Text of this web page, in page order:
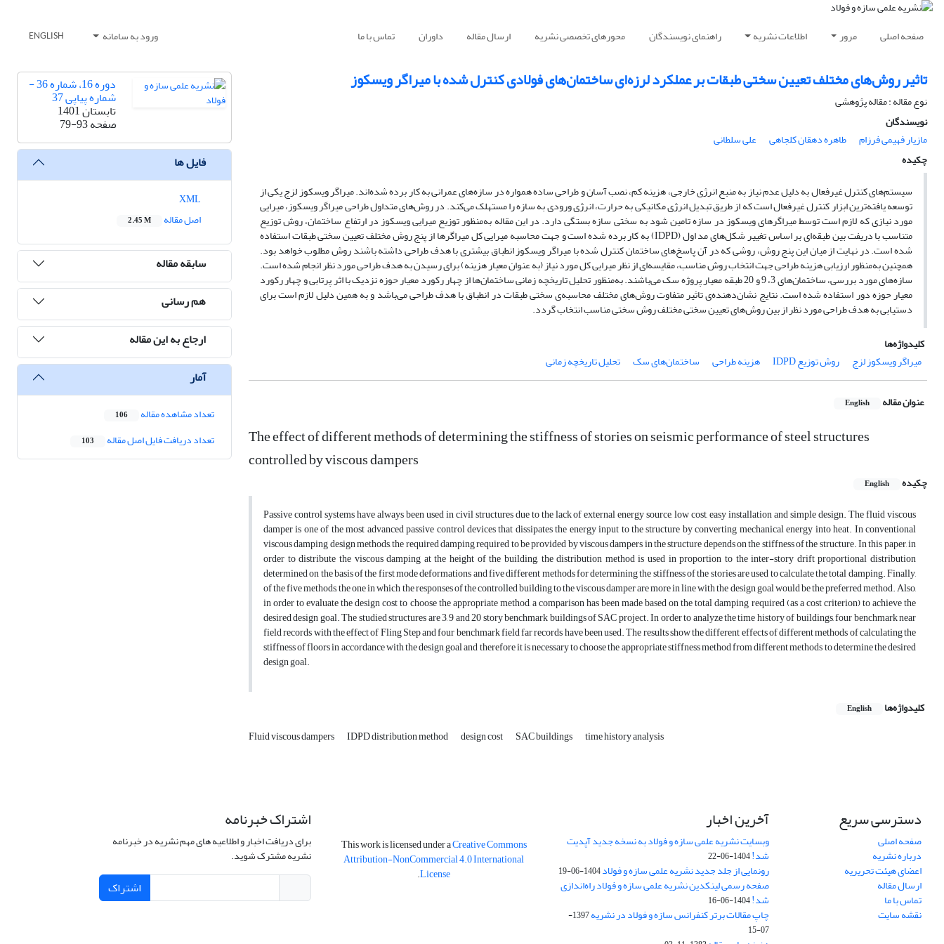
صفحه اصلی مرور اطلاعات نشریه راهنمای نویسندگان محورهای تخصصی نشریه ارسال مقاله داوران تماس با ما ورود به سامانه ENGLISH
تاثیر‌ روش‌‌های مختلف تعیین سختی طبقات بر عملکرد لرزه‌ای ساختمان‌های فولادی کنترل شده با میراگر ویسکوز
نوع مقاله : مقاله پژوهشی
نویسندگان
مازیار فهیمی فرزام
طاهره دهقان کلجاهی
علی سلطانی
چکیده
سیستم‌های کنترل غیرفعال به دلیل عدم نیاز به منبع انرژی خارجی، هزینه کم، نصب آسان و طراحی ساده همواره در سازه‌های عمرانی به کار برده شده‌اند. میراگر ویسکوز لزج یکی از
توسعه ‌یافته‌ترین ابزار کنترل غیرفعال است که از طریق تبدیل انرژی مکانیکی به حرارت، انرژی ورودی به سازه را مستهلک می‌کند. در روش‌های متداول طراحی میراگر ویسکوز، میرایی
مورد نیازی که لازم است توسط میراگرهای ویسکوز در سازه تامین شود به سختی سازه بستگی دارد. در این مقاله به‌‌منظور توزیع میرایی ویسکوز در ارتفاع ساختمان، روشتوزیع
متناسب با دریفت بین طبقه‌ای بر اساس تغییر شکل‌های مد اول (IDPD
)به کار برده شده است و جهت محاسبه میرایی کل میراگرها از پنج روش مختلف تعیین سختی طبقات استفاده
شده است. درنهایت از میان این پنج روش،روشی که در آن پاسخ‌های ساختمان کنترل شده با میراگر ویسکوز انطباق بیشتری با هدف طراحی داشته باشند روش مطلوب خواهد بود.
همچنین به‌منظور ارزیابی هزینه طراحی جهت انتخاب روش مناسب، مقایسه‌ای از نظر میرایی کل مورد نیاز (به عنوان معیار هزینه) برای رسیدن به هدف طراحی مورد نظر انجام شده است.
سازه‌های مورد بررسی، ساختمان‌های 3، 9 و 20 طبقه معیار پروژه سک می‌باشند. به‌منظور تحلیل تاریخچه زمانی ساختمان‌ها از چهار رکورد معیار حوزه نزدیک با اثر پرتابی و چهار رکورد
معیار حوزه دور استفاده شده است. نتایج نشان‌دهنده‌ی تاثیر متفاوت روش‌های مختلف محاسبه‌ی سختی طبقات در انطباق با هدف طراحی می‌باشد و به همین دلیل لازم است برای
دستیابی به هدف طراحی مورد نظر از بین روش‌های تعیین سختی مختلف روش سختی مناسب انتخاب گردد.
کلیدواژه‌ها
میراگر ویسکوز لزج
روش توزیع IDPD هزینه طراحی ساختمان‌های سک تحلیل تاریخچه زمانی
عنوان مقاله English
The effect of different methods of determining the stiffness of stories on seismic performance of steel structures
controlled by viscous dampers
چکیده English
Passive control systems have always been used in civil structures due to the lack of external energy source, low cost, easy installation and simple design. The fluid viscous
damper is one of the most advanced passive control devices that dissipates the energy input to the structure by converting mechanical energy into heat. In conventional
viscous damping design methods, the required damping required to be provided by viscous dampers in the structure depends on the stiffness of the structure. In this paper, in
order to distribute the viscous damping at the height of the building, the distribution method is used in proportion to the inter-story drift proportional distribution
determined on the basis of the first mode deformations and five different methods for determining the stiffness of the stories are used to calculate the total damping. Finally,
of the five methods, the one in which the responses of the controlled building to the viscous damper are more in line with the design goal would be the preferred method. Also,
in order to evaluate the design cost to choose the appropriate method, a comparison has been made based on the total damping required (as a cost criterion) to achieve the
desired design goal. The studied structures are 3, 9 and 20 story benchmark buildings of SAC project. In order to analyze the time history of buildings, four benchmark near
field records with the effect of Fling Step and four benchmark field far records have been used. The results show the different effects of different methods of calculating the
stiffness of floors in accordance with the design goal and therefore it is necessary to choose the appropriate stiffness method from different methods to determine the desired
design goal.
کلیدواژه‌ها English
Fluid viscous dampers IDPD distribution method design cost SAC buildings time history analysis
دوره 16، شماره 36 -
شماره پیاپی 37
تابستان 1401
صفحه79-93
فایل ها
اصل مقاله
2.45 M
سابقه مقاله
هم رسانی
ارجاع به این مقاله
آمار
تعداد مشاهده مقاله 106
تعداد دریافت فایل اصل مقاله 103
دسترسی سریع
صفحه اصلی
درباره نشریه
اعضای هیئت تحریریه
ارسال مقاله
تماس با ما
نقشه سایت
آخرین اخبار
وبسایت نشریه علمی سازه و فولاد به نسخه جدید آپدیت
شد!1404-06-22
رونمایی از جلد جدید نشریه علمی سازه و فولاد1404-06-19
صفحه رسمی لینکدین نشریه علمی سازه و فولاد راه‌اندازی
شد!1404-06-16
چاپ مقالات برتر کنفرانس سازه و فولاد در نشریه
1397-
07-15
This work is licensed under aCreative Commons
Attribution-NonCommercial 4.0 International
License
.
اشتراک خبرنامه
برای دریافت اخبار و اطلاعیه های مهم نشریه در خبرنامه
نشریه مشترک شوید.
اشتراک